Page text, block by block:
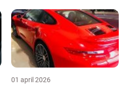
01 april 2026